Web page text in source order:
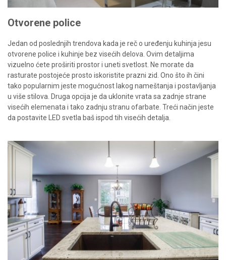
Otvorene police
Jedan od poslednjih trendova kada je reč o uređenju kuhinja jesu
otvorene police i kuhinje bez visećih delova. Ovim detaljima
vizuelno ćete proširiti prostor i uneti svetlost. Ne morate da
rasturate postojeće prosto iskoristite prazni zid. Ono što ih čini
tako popularnim jeste mogućnost lakog nameštanja i postavljanja
u više stilova. Druga opcija je da uklonite vrata sa zadnje strane
visećih elemenata i tako zadnju stranu ofarbate. Treći način jeste
da postavite LED svetla baš ispod tih visećih detalja.